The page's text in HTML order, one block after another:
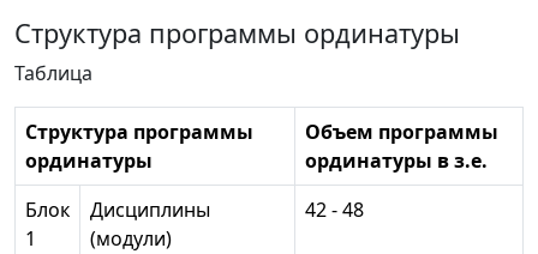
Структура программы ординатуры
Таблица
Структура программы
ординатуры
Объем программы
ординатуры в з.е.
Блок
1
Дисциплины
(модули)
42 - 48